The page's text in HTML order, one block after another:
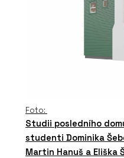
Foto:
Studii posledního
studenti Dominika
Martin Hanuš a Eliška